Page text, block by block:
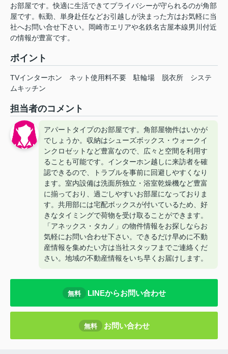
お部屋です。快適に生活できてプライバシーが守られるのが角部
屋です。転勤、単身赴任などお引越しが決まった方はお気軽に当
社へお問い合せ下さい。岡崎市エリアや名鉄名古屋本線男川付近
の情報が豊富です。
ポイント
TVインターホン ネット使用料不要 駐輪場 脱衣所
システ
ムキッチン
担当者のコメント
アパートタイプのお部屋です。角部屋物件はいかが
でしょうか。収納はシューズボックス・ウォークイ
ンクロゼットなど豊富なので、広々と空間を利用す
ることも可能です。インターホン越しに来訪者を確
認できるので、トラブルを事前に回避しやすくなり
ます。室内設備は洗面所独立・浴室乾燥機など豊富
に揃っており、過ごしやすいお部屋になっておりま
す。共用部には宅配ボックスが付いているため、好
きなタイミングで荷物を受け取ることができます。
「アネックス・タカノ」の物件情報をお探しならお
気軽にお問い合わせ下さい。できるだけ早めに不動
産情報を集めたい方は当社スタッフまでご連絡くだ
さい。地域の不動産情報をいち早くお届けします。
無料 LINEからお問い合わせ
無料 お問い合わせ